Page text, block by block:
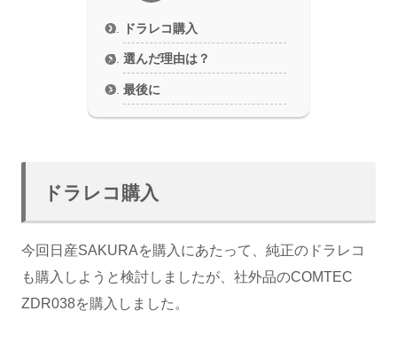
ドラレコ購入
選んだ理由は？
最後に
ドラレコ購入
今回日産SAKURAを購入にあたって、純正のドラレコ
も購入しようと検討しましたが、社外品のCOMTEC
ZDR038を購入しました。